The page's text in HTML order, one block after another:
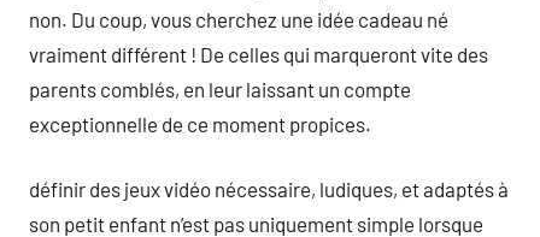
non. Du coup, vous cherchez une idée cadeau né
vraiment différent ! De celles qui marqueront vite des
parents comblés, en leur laissant un compte
exceptionnelle de ce moment propices.
définir des jeux vidéo nécessaire, ludiques, et adaptés à
son petit enfant n’est pas uniquement simple lorsque